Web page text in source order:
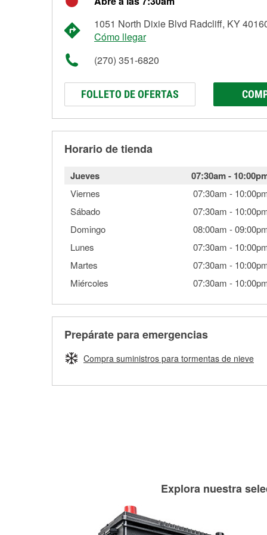
1051 North Dixie Blvd Radcliff, KY
Cómo llegar
(270) 351-6820
FOLLETO DE OFERTAS
Horario de tienda
Jueves 07:30am-
Viernes 07:30am -
Sábado
07:30am -
Domingo
08:00am -
Lunes
07:30am -
Martes
07:30am -
Miércoles
07:30am -
Prepárate para emergencias
Compra suministros para tormentas de nieve
Explora nuestra